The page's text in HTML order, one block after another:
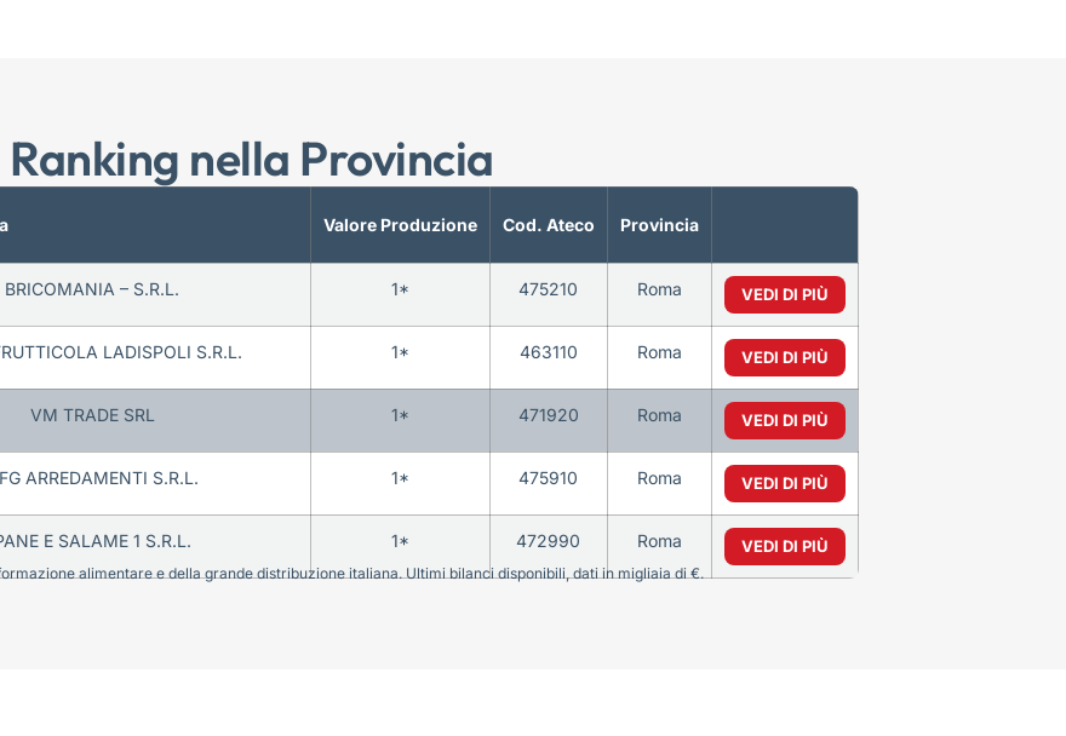
Ranking nella Provincia
Valore Produzione Cod. Ateco Provincia
BRICOMANIA – S.R.L. 1* 475210 Roma VEDI DI PIÙ
LADISPOLI S.R.L. 1* 463110 Roma VEDI DI PIÙ
VM TRADE SRL 1* 471920 Roma VEDI DI PIÙ
ARREDAMENTI S.R.L. 1* 475910 Roma VEDI DI PIÙ
E SALAME 1 S.R.L. 1* 472990 Roma VEDI DI PIÙ
alimentare e della grande distribuzione italiana. Ultimi bilanci disponibili, dati in migliaia di €.